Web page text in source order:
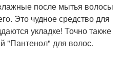
после мытья волосы
Это чудное средство для
укладке! Точно также
"Пантенол" для волос.